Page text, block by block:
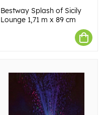
Bestway Splash of Sicily
Lounge 1,71 m x 89 cm